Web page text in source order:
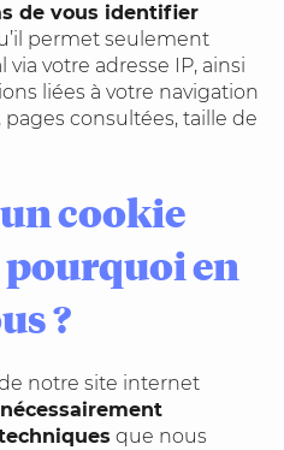
de vous identifier
permet seulement
votre adresse IP, ainsi
liées à votre navigation
consultées, taille de
cookie
en
?
notre site internet
nécessairement
que nous